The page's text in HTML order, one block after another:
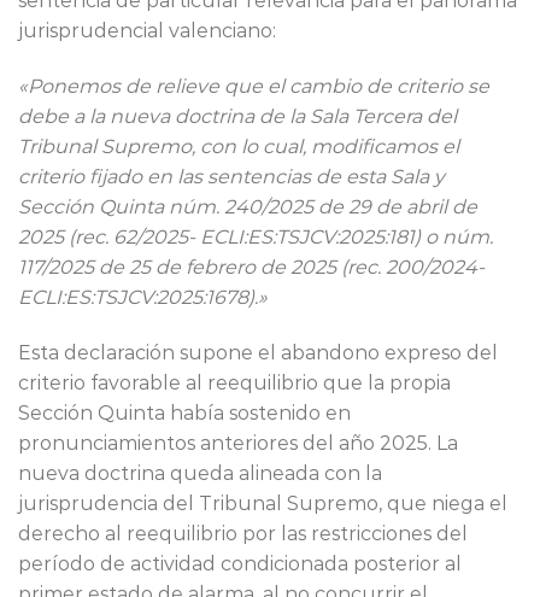
jurisprudencial valenciano:
«Ponemos de relieve que el cambio de criterio se
debe a la nueva doctrina de la Sala Tercera del
Tribunal Supremo, con lo cual, modificamos el
criterio fijado en las sentencias de esta Sala y
Sección Quinta núm. 240/2025 de 29 de abril de
2025 (rec. 62/2025- ECLI:ES:TSJCV:2025:181) o núm.
117/2025 de 25 de febrero de 2025 (rec. 200/2024-
ECLI:ES:TSJCV:2025:1678).»
Esta declaración supone el abandono expreso del
criterio favorable al reequilibrio que la propia
Sección Quinta había sostenido en
pronunciamientos anteriores del año 2025. La
nueva doctrina queda alineada con la
jurisprudencia del Tribunal Supremo, que niega el
derecho al reequilibrio por las restricciones del
período de actividad condicionada posterior al